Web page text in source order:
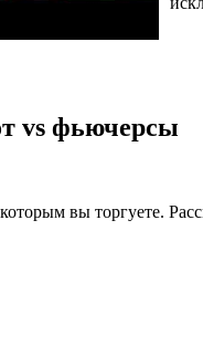
vs фьючерсы
вы торгуете.